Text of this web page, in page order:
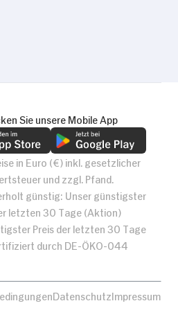
Sie unsere Mobile App
in Euro (€) inkl. gesetzlicher
und zzgl. Pfand.
günstig: Unser günstigster
letzten 30 Tage (Aktion)
Preis der letzten 30 Tage
durch DE-ÖKO-044
DatenschutzImpressum